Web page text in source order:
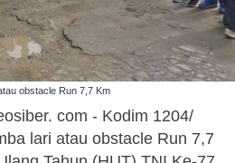
obstacle Run 7,7 Km
com - Kodim 1204/
lari atau obstacle Run 7,7